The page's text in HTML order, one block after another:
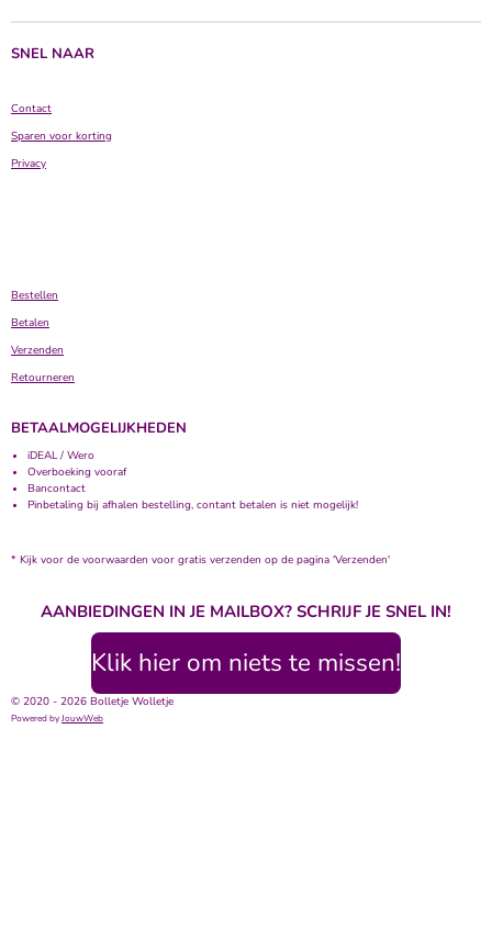
SNEL NAAR
Contact
Sparen voor korting
Privacy
Bestellen
Betalen
Verzenden
Retourneren
BETAALMOGELIJKHEDEN
iDEAL / Wero
Overboeking vooraf
Bancontact
Pinbetaling bij afhalen bestelling, contant betalen is niet mogelijk!
* Kijk voor de voorwaarden voor gratis verzenden op de pagina 'Verzenden'
AANBIEDINGEN IN JE MAILBOX? SCHRIJF JE SNEL IN!
Klik hier om niets te missen!
© 2020 - 2026 Bolletje Wolletje
Powered byJouwWeb